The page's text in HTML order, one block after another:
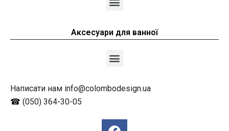
Аксесуари для ванної
Написати нам info@colombodesign.ua
☎ (050) 364-30-05